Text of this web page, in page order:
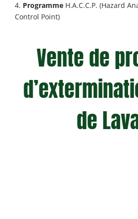
4. ProgrammeH.A.C.C.P. (Hazard
Control Point)
Vente de
de